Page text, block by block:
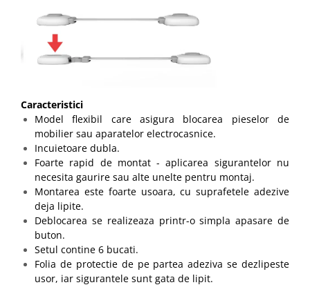
Caracteristici
Model flexibil care asigura blocarea pieselor de
mobilier sau aparatelor electrocasnice.
​Incuietoare dubla.
Foarte rapid de montat - aplicarea sigurantelor nu
necesita gaurire sau alte unelte pentru montaj.
Montarea este foarte usoara, cu suprafetele adezive
deja lipite.
Deblocarea se realizeaza printr-o simpla apasare de
buton.
Setul contine 6 bucati.
Folia de protectie de pe partea adeziva se dezlipeste
usor, iar sigurantele sunt gata de lipit.